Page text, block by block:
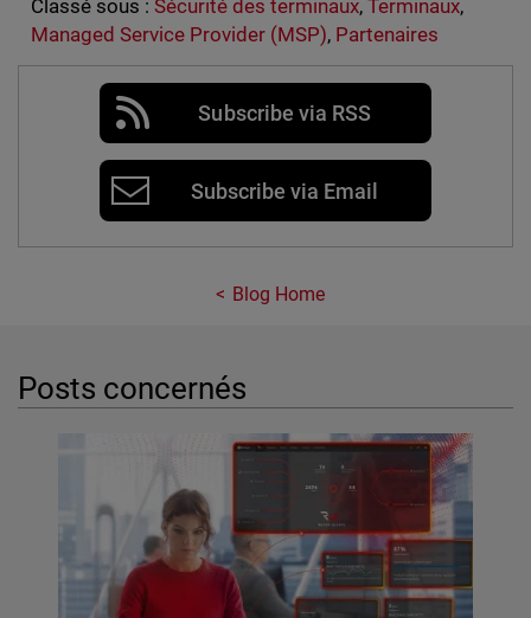
Classé sous : Sécurité des terminaux,Terminaux,
Managed Service Provider (MSP), Partenaires
Subscribe via RSS
Subscribe via Email
Blog Home
Posts concernés